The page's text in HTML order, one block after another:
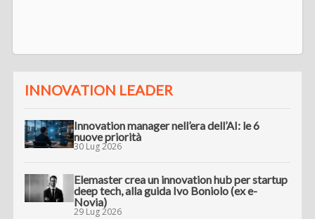
INNOVATION LEADER
Innovation manager nell’era dell’AI: le 6
nuove priorità
30 Lug 2026
Elemaster crea un innovation hub per startup
deep tech, alla guida Ivo Boniolo (ex e-
Novia)
29 Lug 2026